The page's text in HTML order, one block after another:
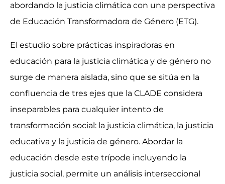
abordando la justicia climática con una perspectiva
de Educación Transformadora de Género (ETG).
El estudio sobre prácticas inspiradoras en
educación para la justicia climática y de género no
surge de manera aislada, sino que se sitúa en la
confluencia de tres ejes que la CLADE considera
inseparables para cualquier intento de
transformación social: la justicia climática, la justicia
educativa y la justicia de género. Abordar la
educación desde este trípode incluyendo la
justicia social, permite un análisis interseccional